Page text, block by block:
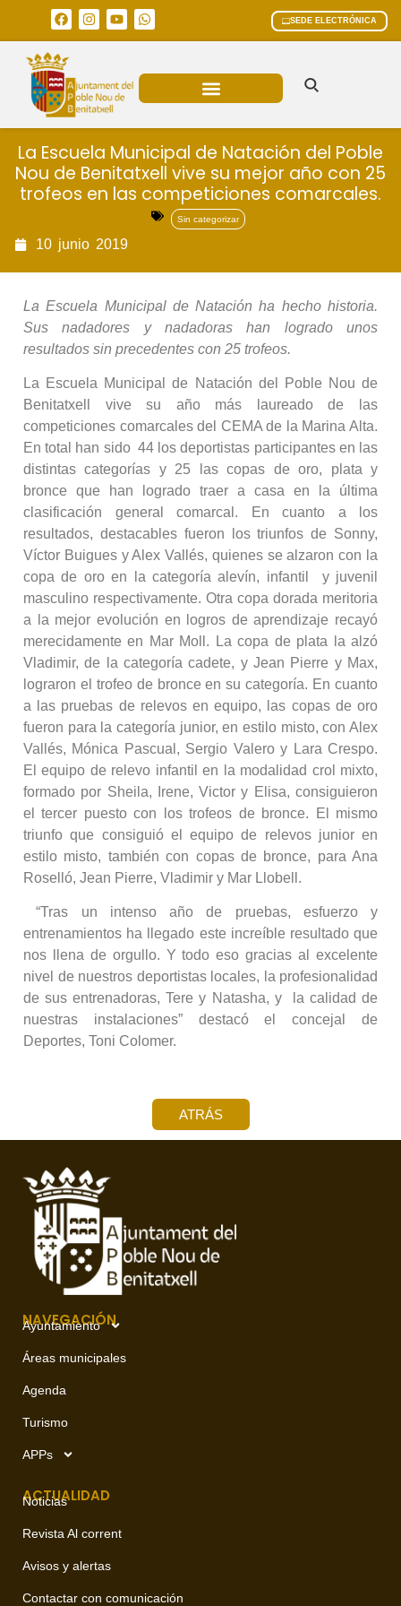
SEDE ELECTRÓNICA
La Escuela Municipal de Natación del Poble
Nou de Benitatxell vive su mejor año con 25
trofeos en las competiciones comarcales.
Sin categorizar
10 junio 2019
La Escuela Municipal de Natación ha hecho historia.
Sus nadadores y nadadoras han logrado unos
resultados sin precedentes con 25 trofeos.
La Escuela Municipal de Natación del Poble Nou de
Benitatxell vive su año más laureado de las
competiciones comarcales del CEMA de la Marina Alta.
En total han sido 44 los deportistas participantes en las
distintas categorías y 25 las copas de oro, plata y
bronce que han logrado traer a casa en la última
clasificación general comarcal. En cuanto a los
resultados, destacables fueron los triunfos de Sonny,
Víctor Buigues y Alex Vallés, quienes se alzaron con la
copa de oro en la categoría alevín, infantil y juvenil
masculino respectivamente. Otra copa dorada meritoria
a la mejor evolución en logros de aprendizaje recayó
merecidamente en Mar Moll. La copa de plata la alzó
Vladimir, de la categoría cadete, y Jean Pierre y Max,
lograron el trofeo de bronce en su categoría. En cuanto
a las pruebas de relevos en equipo, las copas de oro
fueron para la categoría junior, en estilo misto, con Alex
Vallés, Mónica Pascual, Sergio Valero y Lara Crespo.
El equipo de relevo infantil en la modalidad crol mixto,
formado por Sheila, Irene, Victor y Elisa, consiguieron
el tercer puesto con los trofeos de bronce. El mismo
triunfo que consiguió el equipo de relevos junior en
estilo misto, también con copas de bronce, para Ana
Roselló, Jean Pierre, Vladimir y Mar Llobell.
“Tras un intenso año de pruebas, esfuerzo y
entrenamientos ha llegado este increíble resultado que
nos llena de orgullo. Y todo eso gracias al excelente
nivel de nuestros deportistas locales, la profesionalidad
de sus entrenadoras, Tere y Natasha, y la calidad de
nuestras instalaciones” destacó el concejal de
Deportes, Toni Colomer.
ATRÁS
NAVEGACIÓN
Ayuntamiento
Áreas municipales
Agenda
Turismo
APPs
ACTUALIDAD
Noticias
Revista Al corrent
Avisos y alertas
Contactar con comunicación